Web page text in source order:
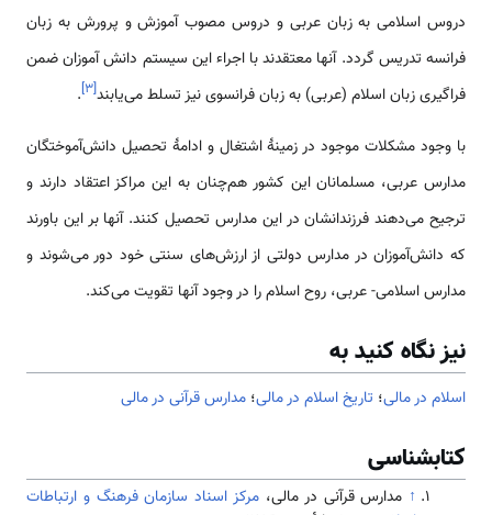
دروس اسلامی به زبان عربی و دروس مصوب آموزش و پرورش به زبان
فرانسه تدریس گردد. آنها معتقدند با اجراء این سیستم دانش آموزان ضمن
فراگیری زبان اسلام (عربی) به زبان فرانسوی نیز تسلط می‌یابند[۳]
.
با وجود مشکلات موجود در زمینۀ اشتغال و ادامۀ تحصیل دانش‌آموختگان
مدارس عربی، مسلمانان این کشور هم‌چنان به این مراکز اعتقاد دارند و
ترجیح می‌دهند فرزندانشان در این مدارس تحصیل کنند. آنها بر این باورند
که دانش‌آموزان در مدارس دولتی از ارزش‌های سنتی خود دور می‌شوند و
مدارس اسلامی- ‌عربی، روح اسلام را در وجود آنها تقویت می‌کند.
نیز نگاه کنید به
اسلام در مالی؛ تاریخ اسلام در مالی؛ مدارس قرآنی در مالی
کتابشناسی
↑ مدارس قرآنی در مالی، مرکز اسناد سازمان فرهنگ و ارتباطات